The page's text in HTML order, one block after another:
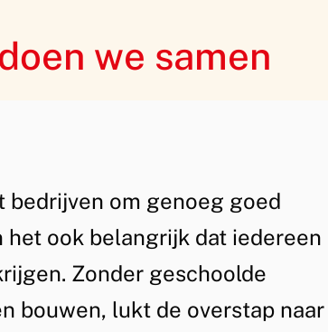
we samen
om genoeg goed
het ook belangrijk dat iedereen
Zonder geschoolde
bouwen, lukt de overstap naar